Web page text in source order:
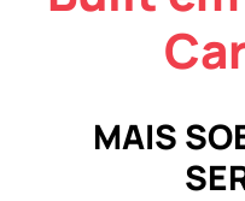
MAIS